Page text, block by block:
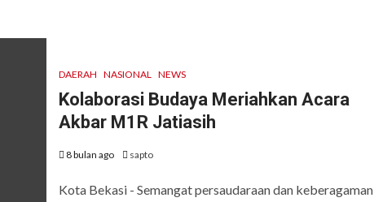
DAERAH NASIONAL NEWS
Kolaborasi Budaya Meriahkan Acara
Akbar M1R Jatiasih
8 bulan ago sapto
Kota Bekasi - Semangat persaudaraan dan keberagaman